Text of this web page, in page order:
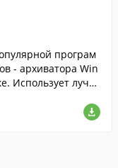
програм
- архиватора Win
Использует лучш